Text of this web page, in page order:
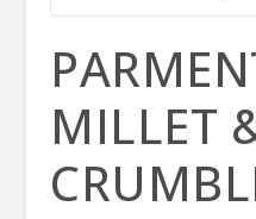
MILLET